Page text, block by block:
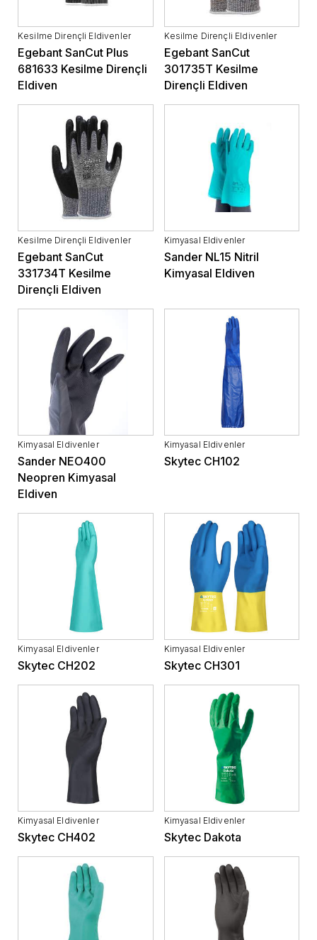
Kimyasal Eldivenler
Sander NL15 Nitril
Kimyasal Eldiven
Kimyasal Eldivenler
Sander NEO400
Neopren Kimyasal
Eldiven
Kimyasal Eldivenler
Skytec CH102
Kimyasal Eldivenler
Skytec CH202
Kimyasal Eldivenler
Skytec CH301
Kimyasal Eldivenler
Skytec CH402
Kimyasal Eldivenler
Skytec Dakota
Kesilme Dirençli Eldivenler
Egebant SanCut Plus
681633 Kesilme Dirençli
Eldiven
Kesilme Dirençli Eldivenler
Egebant SanCut
301735T Kesilme
Dirençli Eldiven
Kesilme Dirençli Eldivenler
Egebant SanCut
331734T Kesilme
Dirençli Eldiven